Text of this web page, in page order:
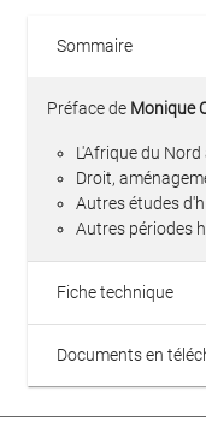
Sommaire
Préface de Monique
L'Afrique du
Droit,
Autres études
Autres périodes
Fiche technique
Documents en